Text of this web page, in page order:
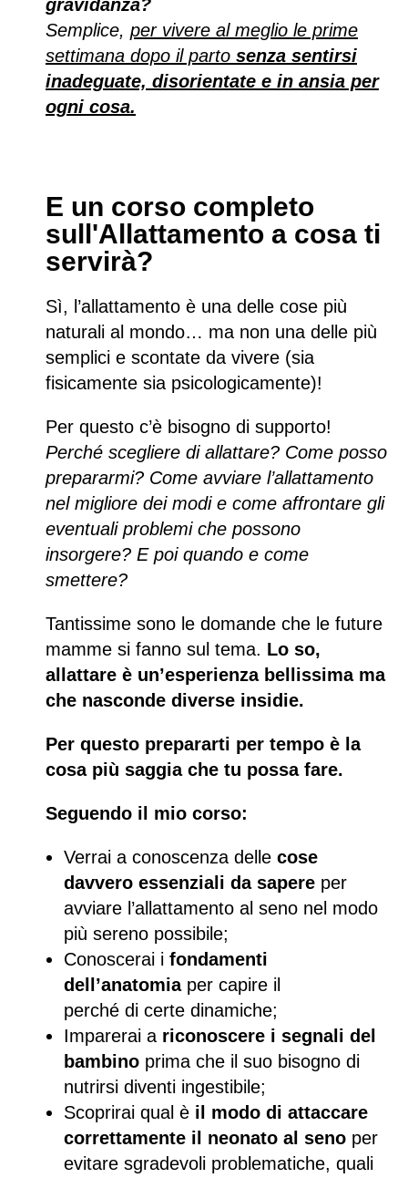
gravidanza?
Semplice, per vivere al meglio le prime
settimana dopo il parto senza sentirsi
inadeguate, disorientate e in ansia per
ogni cosa.
E un corso completo
sull'Allattamento a cosa ti
servirà?
Sì, l’allattamento è una delle cose più
naturali al mondo… ma non una delle più
semplici e scontate da vivere (sia
fisicamente sia psicologicamente)!
Per questo c’è bisogno di supporto!
Perché scegliere di allattare? Come posso
prepararmi? Come avviare l’allattamento
nel migliore dei modi e come affrontare gli
eventuali problemi che possono
insorgere? E poi quando e come
smettere?
Tantissime sono le domande che le future
mamme si fanno sul tema. Lo so,
allattare è un’esperienza bellissima ma
che nasconde diverse insidie.
Per questo prepararti per tempo è la
cosa più saggia che tu possa fare.
Seguendo il mio corso:
Verrai a conoscenza delle cose
davvero essenziali da sapere per
avviare l’allattamento al seno nel modo
più sereno possibile;
Conoscerai i fondamenti
dell’anatomiaper capire il
perché di certe dinamiche;
Imparerai a riconoscere i segnali del
bambino prima che il suo bisogno di
nutrirsi diventi ingestibile;
Scoprirai qual è il modo di attaccare
correttamente il neonato al seno per
evitare sgradevoli problematiche, quali